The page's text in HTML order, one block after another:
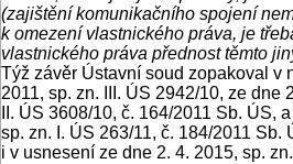
(zajištění komunikačního spojení
k omezení vlastnického práva, je
vlastnického práva přednost těmto
Týž závěr Ústavní soud zopakoval v
2011, sp. zn. III. ÚS 2942/10, ze dne
II. ÚS 3608/10, č. 164/2011 Sb. ÚS,
sp. zn. I. ÚS 263/11, č. 184/2011 Sb.
i v usnesení ze dne 2. 4. 2015, sp.